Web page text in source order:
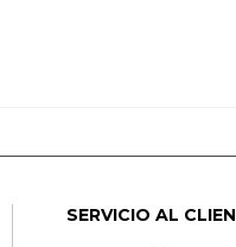
SERVICIO AL